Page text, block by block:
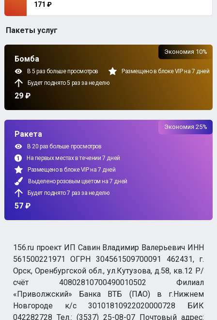
171 ₽
Пакеты услуг
Бомба
В 5 раз больше просмотров
Размещено в блоке VIP на 7 дней
Будет поднято 5 раз за неделю
29 ₽
Экономия 10%
Ракета
В 20 раз больше просмотров
На первых местах в течении 7 дней
Размещено в блоке VIP на 7 дней
Выделено розовым цветом на 7 дней
Будет поднято 7 раз за неделю
57 ₽
Экономия 25%
156.ru проект ИП Савин Владимир Валерьевич ИНН
561500221971 ОГРН 304561509700091 462431, г.
Орск, Оренбургской обл., ул.Кутузова, д.58, кв.12 Р/
счёт 40802810700490010502 Филиал
«Приволжский» Банка ВТБ (ПАО) в г.Нижнем
Новгороде к/с 30101810922020000728 БИК
042282728 Тел.: (3537) 25-08-07 Почтовый адрес: